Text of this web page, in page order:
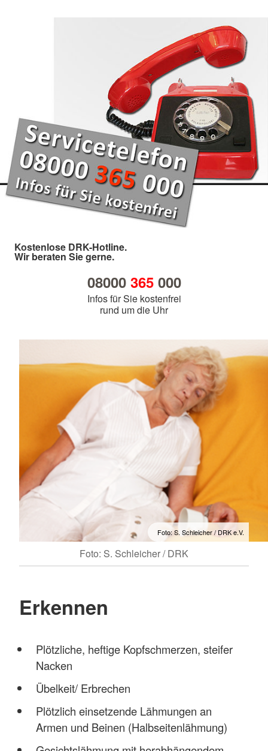
Kostenlose DRK-Hotline.
Wir beraten Sie gerne.
08000 365000
Infos für Sie kostenfrei
rund um die Uhr
Foto: S. Schleicher / DRK e.V.
Foto: S. Schleicher / DRK
Erkennen
Plötzliche, heftige Kopfschmerzen, steifer
Nacken
Übelkeit/ Erbrechen
Plötzlich einsetzende Lähmungen an
Armen und Beinen (Halbseitenlähmung)